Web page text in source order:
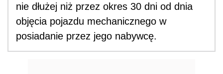
nie dłużej niż przez okres 30 dni od dnia
objęcia pojazdu mechanicznego w
posiadanie przez jego nabywcę.